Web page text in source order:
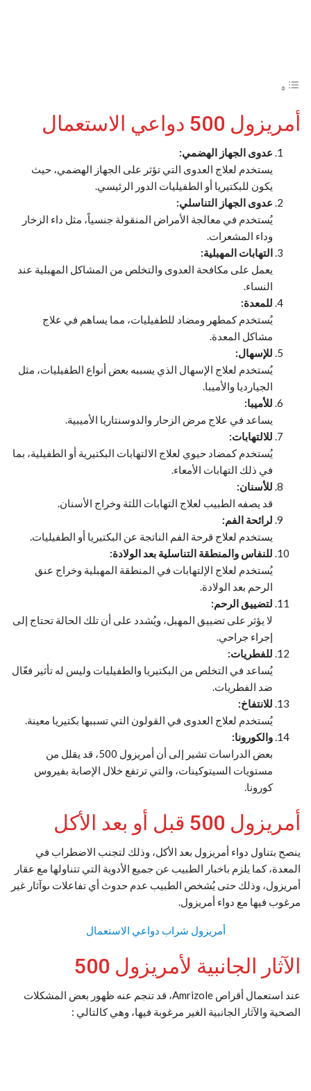
أمريزول 500 دواعي الاستعمال
عدوى الجهاز الهضمي:
يستخدم لعلاج العدوى التي تؤثر على الجهاز الهضمي، حيث
يكون للبكتيريا أو الطفيليات الدور الرئيسي.
عدوى الجهاز التناسلي:
يُستخدم في معالجة الأمراض المنقولة جنسياً، مثل داء الزخار
وداء المشعرات.
التهابات المهبلية:
يعمل على مكافحة العدوى والتخلص من المشاكل المهبلية عند
النساء.
للمعدة:
يُستخدم كمطهر ومضاد للطفيليات، مما يساهم في علاج
مشاكل المعدة.
للإسهال:
يُستخدم لعلاج الإسهال الذي يسببه بعض أنواع الطفيليات، مثل
الجيارديا والأميبا.
للأميبا:
يساعد في علاج مرض الزحار والدوسنتاريا الأميبية.
للالتهابات:
يُستخدم كمضاد حيوي لعلاج الالتهابات البكتيرية أو الطفيلية، بما
في ذلك التهابات الأمعاء.
للأسنان:
قد يصفه الطبيب لعلاج التهابات اللثة وخراج الأسنان.
لرائحة الفم:
يستخدم لعلاج قرحة الفم الناتجة عن البكتيريا أو الطفيليات.
للنفاس والمنطقة التناسلية بعد الولادة:
يُستخدم لعلاج الإلتهابات في المنطقة المهبلية وخراج عنق
الرحم بعد الولادة.
لتضييق الرحم:
لا يؤثر على تضييق المهبل، ويُشدد على أن تلك الحالة تحتاج إلى
إجراء جراحي.
للفطريات:
يُساعد في التخلص من البكتيريا والطفيليات وليس له تأثير فعّال
ضد الفطريات.
للانتفاخ:
يُستخدم لعلاج العدوى في القولون التي تسببها بكتيريا معينة.
والكورونا:
بعض الدراسات تشير إلى أن أمريزول 500، قد يقلل من
مستويات السيتوكينات، والتي ترتفع خلال الإصابة بفيروس
كورونا.
أمريزول 500 قبل أو بعد الأكل
ينصح بتناول دواء أمريزول بعد الأكل، وذلك لتجنب الاضطراب في
المعدة، كما يلزم باخبار الطبيب عن جميع الأدوية التي تتناولها مع عقار
أمريزول، وذلك حتى يُشخص الطبيب عدم حدوث أي تفاعلات ىوآثار غير
مرغوب فيها مع دواء أمريزول.
أمريزول شراب دواعي الاستعمال
الآثار الجانبية لأمريزول 500
عند استعمال أقراص Amrizole، قد تنجم عنه ظهور بعض المشكلات
الصحية والآثار الجانبية الغير مرغوبة فيها، وهي كالتالي :